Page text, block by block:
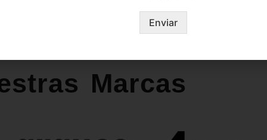
Las imágenes mostradas son de referencia y los
envío son variables y serán asumidos por el
enchape. Sólo despachamos tableros en la zona
Disponibilidad de mercancía sujeta a verificación de
Marcas
Enviar